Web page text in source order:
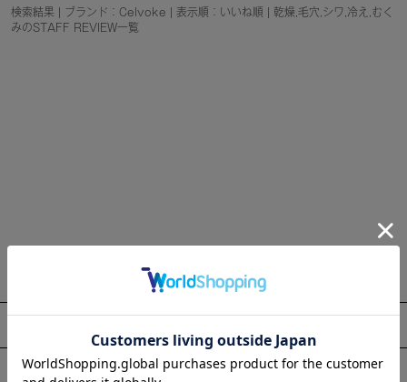
検索結果 | ブランド：Celvoke | 表示順：いいね順 | 乾燥,毛穴,シワ,冷え,むく
みのSTAFF REVIEW一覧
Information